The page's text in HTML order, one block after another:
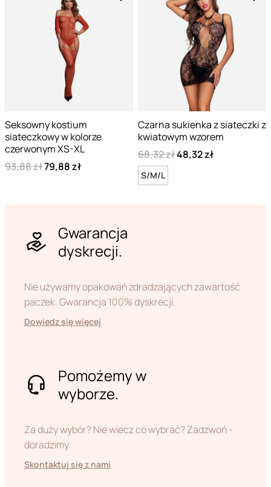
Seksowny kostium
siateczkowy w kolorze
czerwonym XS-XL
93,88 zł79,88 zł
Czarna sukienka z siateczki z
kwiatowym wzorem
68,32 zł48,32 zł
S/M/L
Gwarancja
dyskrecji.
Nie używamy opakowań zdradzających zawartość
paczek. Gwarancja 100% dyskrecji.
Dowiedz się więcej
Pomożemy w
wyborze.
Za duży wybór? Nie wiecz co wybrać? Zadzwoń -
doradzimy.
Skontaktuj się z nami